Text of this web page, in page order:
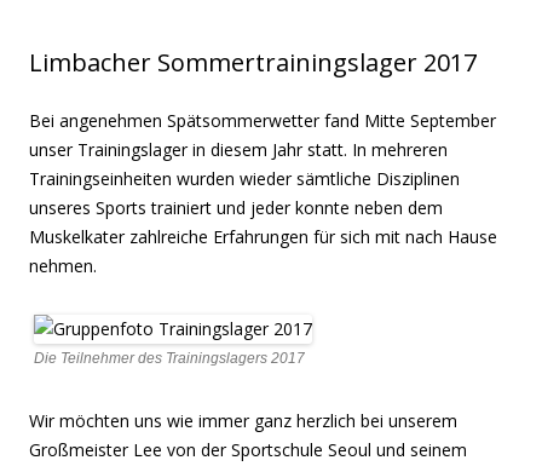
Limbacher Sommertrainingslager 2017
Bei angenehmen Spätsommerwetter fand Mitte September
unser Trainingslager in diesem Jahr statt. In mehreren
Trainingseinheiten wurden wieder sämtliche Disziplinen
unseres Sports trainiert und jeder konnte neben dem
Muskelkater zahlreiche Erfahrungen für sich mit nach Hause
nehmen.
Die Teilnehmer des Trainingslagers 2017
Wir möchten uns wie immer ganz herzlich bei unserem
Großmeister Lee von der Sportschule Seoul und seinem